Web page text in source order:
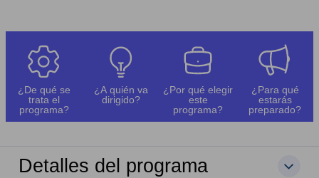
¿De qué se
trata el
programa?
¿A quién va
dirigido?
¿Por qué elegir
este
programa?
¿Para qué
estarás
preparado?
Detalles del programa